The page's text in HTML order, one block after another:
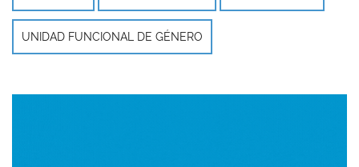
UNIDAD FUNCIONAL DE GÉNERO